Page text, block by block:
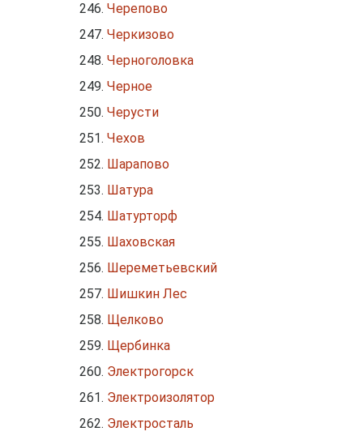
Черепово
Черкизово
Черноголовка
Черное
Черусти
Чехов
Шарапово
Шатура
Шатурторф
Шаховская
Шереметьевский
Шишкин Лес
Щелково
Щербинка
Электрогорск
Электроизолятор
Электросталь